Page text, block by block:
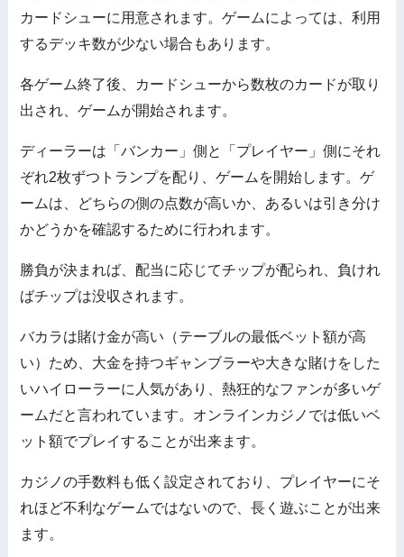
カードシューに用意されます。ゲームによっては、利用
するデッキ数が少ない場合もあります。
各ゲーム終了後、カードシューから数枚のカードが取り
出され、ゲームが開始されます。
ディーラーは「バンカー」側と「プレイヤー」側にそれ
ぞれ2枚ずつトランプを配り、ゲームを開始します。ゲ
ームは、どちらの側の点数が高いか、あるいは引き分け
かどうかを確認するために行われます。
勝負が決まれば、配当に応じてチップが配られ、負けれ
ばチップは没収されます。
バカラは賭け金が高い（テーブルの最低ベット額が高
い）ため、大金を持つギャンブラーや大きな賭けをした
いハイローラーに人気があり、熱狂的なファンが多いゲ
ームだと言われています。オンラインカジノでは低いベ
ット額でプレイすることが出来ます。
カジノの手数料も低く設定されており、プレイヤーにそ
れほど不利なゲームではないので、長く遊ぶことが出来
ます。